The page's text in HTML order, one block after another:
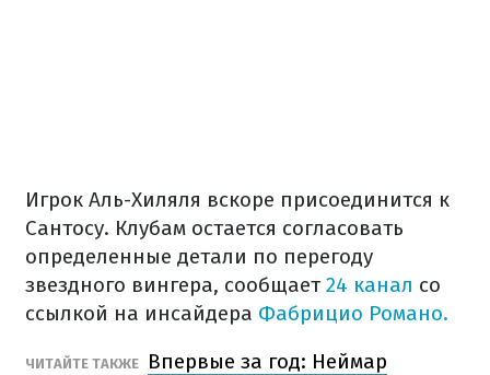
Игрок Аль-Хиляля вскоре присоединится к
Сантосу. Клубам остается согласовать
определенные детали по перегоду
звездного вингера, сообщает24 канал со
ссылкой на инсайдера Фабрицио Романо.
ЧИТАЙТЕ ТАКЖЕ
Впервые за год: Неймар